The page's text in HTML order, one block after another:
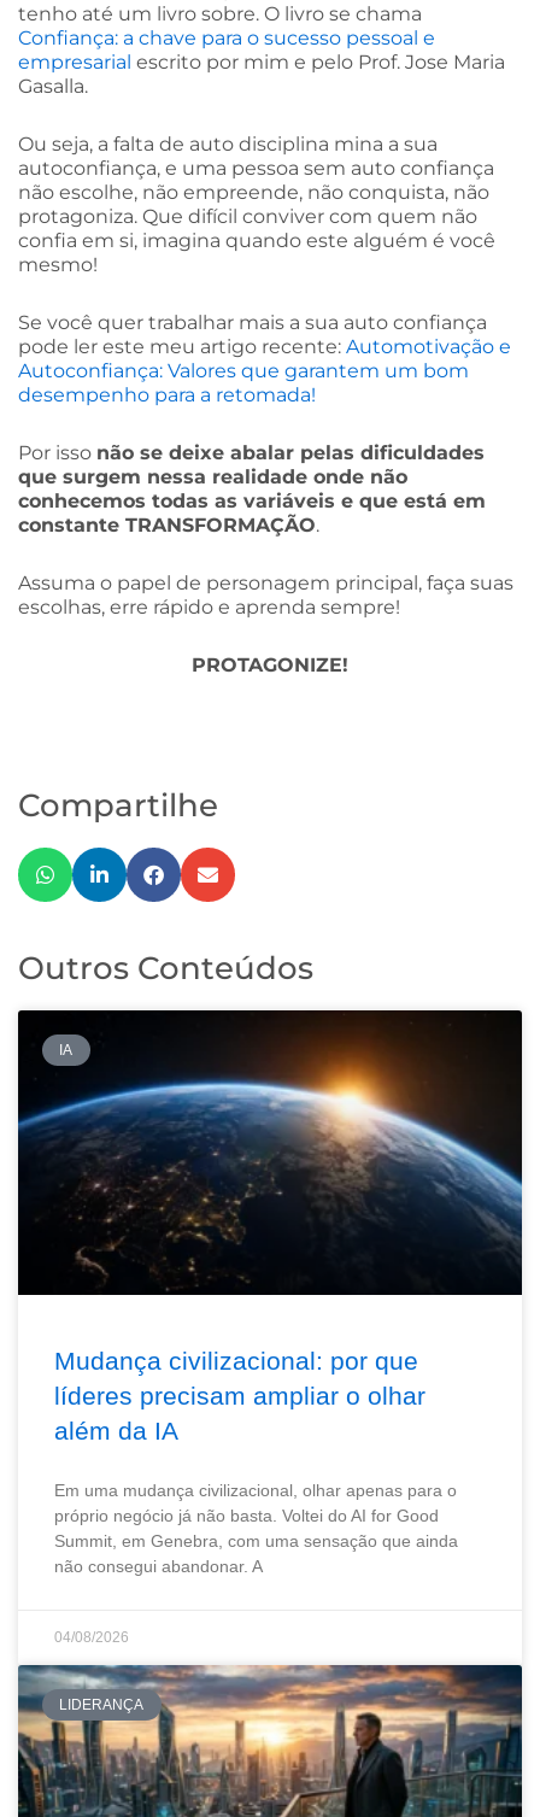
tenho até um livro sobre. O livro se chama
Confiança: a chave para o sucesso pessoal e
empresarial escrito por mim e pelo Prof. Jose Maria
Gasalla.
Ou seja, a falta de auto disciplina mina a sua
autoconfiança, e uma pessoa sem auto confiança
não escolhe, não empreende, não conquista, não
protagoniza. Que difícil conviver com quem não
confia em si, imagina quando este alguém é você
mesmo!
Se você quer trabalhar mais a sua auto confiança
pode ler este meu artigo recente: Automotivação e
Autoconfiança: Valores que garantem um bom
desempenho para a retomada!
Por isso não se deixe abalar pelas dificuldades
que surgem nessa realidade onde não
conhecemos todas as variáveis e que está em
constante TRANSFORMAÇÃO.
Assuma o papel de personagem principal, faça suas
escolhas, erre rápido e aprenda sempre!
PROTAGONIZE!
Compartilhe
Outros Conteúdos
IA
Mudança civilizacional: por que
líderes precisam ampliar o olhar
além da IA
Em uma mudança civilizacional, olhar apenas para o
próprio negócio já não basta. Voltei do AI for Good
Summit, em Genebra, com uma sensação que ainda
não consegui abandonar. A
04/08/2026
LIDERANÇA